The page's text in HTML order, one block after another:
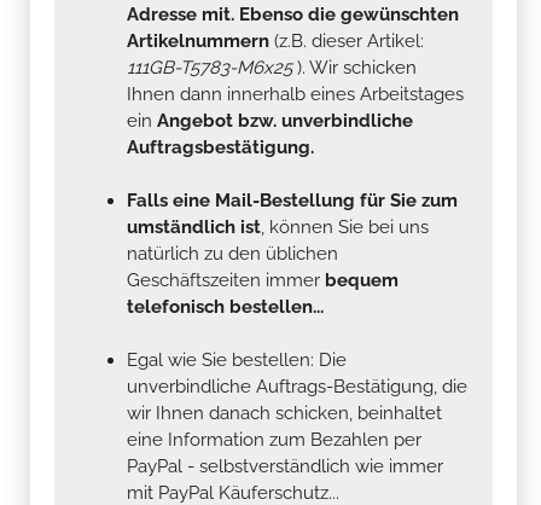
Adresse mit. Ebenso die gewünschten
Artikelnummern (z.B. dieser Artikel:
111GB-T5783-M6x25). Wir schicken
Ihnen dann innerhalb eines Arbeitstages
ein Angebot bzw. unverbindliche
Auftragsbestätigung.
Falls eine Mail-Bestellung für Sie zum
umständlich ist, können Sie bei uns
natürlich zu den üblichen
Geschäftszeiten immer bequem
telefonisch bestellen...
Egal wie Sie bestellen: Die
unverbindliche Auftrags-Bestätigung, die
wir Ihnen danach schicken, beinhaltet
eine Information zum Bezahlen per
PayPal - selbstverständlich wie immer
mit PayPal Käuferschutz...